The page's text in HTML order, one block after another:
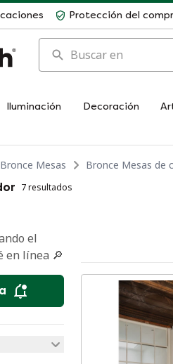
Protección del
Buscar en
Iluminación Decoración
Bronce Mesas
Bronce Mesas de
7 resultados
el
en línea 🔎